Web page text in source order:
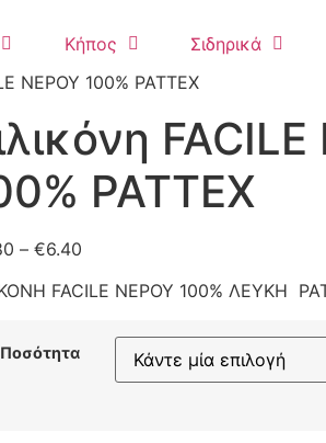
Κήπος Σιδηρικά
ΝΕΡΟΥ 100% PATTEX
PATTEX
– €6.40
FACILE ΝΕΡΟΥ 100% ΛΕΥΚΗ
Ποσότητα